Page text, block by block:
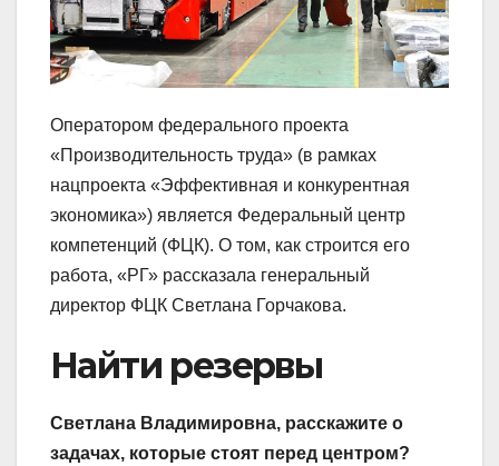
Оператором федерального проекта
«Производительность труда» (в рамках
нацпроекта «Эффективная и конкурентная
экономика») является Федеральный центр
компетенций (ФЦК). О том, как строится его
работа, «РГ» рассказала генеральный
директор ФЦК Светлана Горчакова.
Найти резервы
Cветлана Владимировна, расскажите о
задачах, которые стоят перед центром?